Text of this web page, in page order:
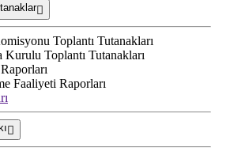
Toplantı Tutanakları
Kurulu Toplantı Tutanakları
Faaliyeti Raporları